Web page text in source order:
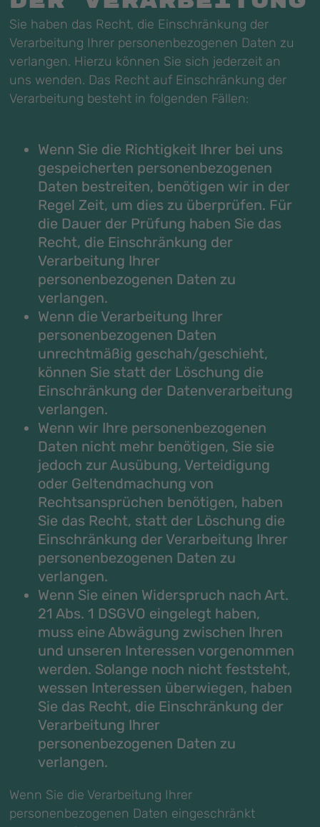
Sie haben das Recht, die Einschränkung der
Verarbeitung Ihrer personenbezogenen Daten zu
verlangen. Hierzu können Sie sich jederzeit an
uns wenden. Das Recht auf Einschränkung der
Verarbeitung besteht in folgenden Fällen:
Wenn Sie die Richtigkeit Ihrer bei uns
gespeicherten personenbezogenen
Daten bestreiten, benötigen wir in der
Regel Zeit, um dies zu überprüfen. Für
die Dauer der Prüfung haben Sie das
Recht, die Einschränkung der
Verarbeitung Ihrer
personenbezogenen Daten zu
verlangen.
Wenn die Verarbeitung Ihrer
personenbezogenen Daten
unrechtmäßig geschah/geschieht,
können Sie statt der Löschung die
Einschränkung der Datenverarbeitung
verlangen.
Wenn wir Ihre personenbezogenen
Daten nicht mehr benötigen, Sie sie
jedoch zur Ausübung, Verteidigung
oder Geltendmachung von
Rechtsansprüchen benötigen, haben
Sie das Recht, statt der Löschung die
Einschränkung der Verarbeitung Ihrer
personenbezogenen Daten zu
verlangen.
Wenn Sie einen Widerspruch nach Art.
21 Abs. 1 DSGVO eingelegt haben,
muss eine Abwägung zwischen Ihren
und unseren Interessen vorgenommen
werden. Solange noch nicht feststeht,
wessen Interessen überwiegen, haben
Sie das Recht, die Einschränkung der
Verarbeitung Ihrer
personenbezogenen Daten zu
verlangen.
Wenn Sie die Verarbeitung Ihrer
personenbezogenen Daten eingeschränkt